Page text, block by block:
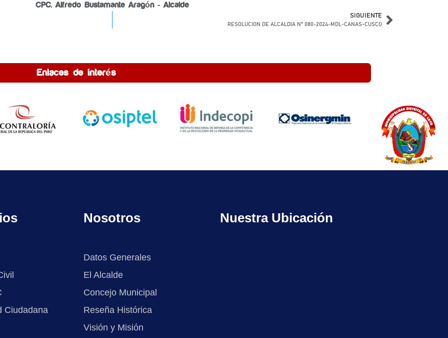
CPC. Alfredo Bustamante Aragón - Alcalde
SIGUIENTE
RESOLUCION DE ALCALDIA N° 080-2024-MDL-CANAS-CUSCO
Enlaces de interés
Ciudadana
Nosotros
Datos Generales
El Alcalde
Concejo Municipal
Reseña Histórica
Visión y Misión
Nuestra Ubicación